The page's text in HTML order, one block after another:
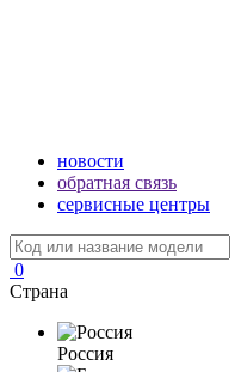
новости
обратная связь
сервисные центры
0
Страна
Россия